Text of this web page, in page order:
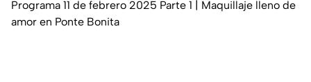
Programa 11 de febrero 2025 Parte 1 | Maquillaje lleno de
amor en Ponte Bonita